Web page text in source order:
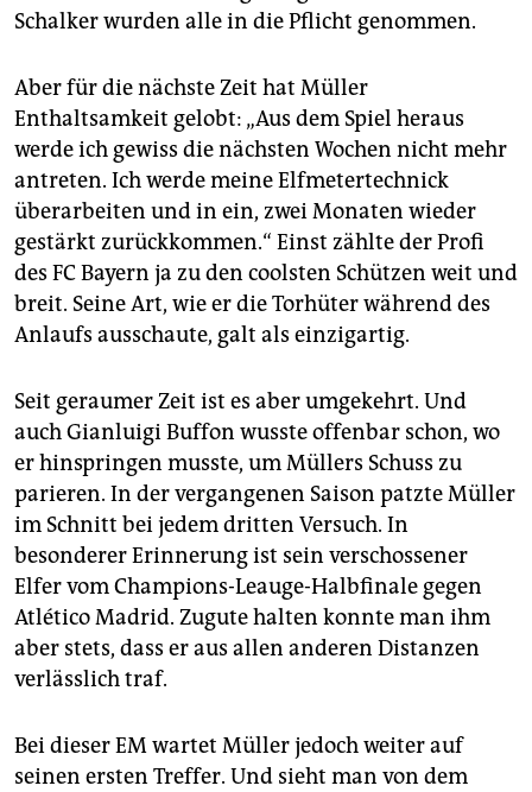
abo
epaper login
Schalker wurden alle in die Pflicht genommen.
Aber für die nächste Zeit hat Müller
Enthaltsamkeit gelobt: „Aus dem Spiel heraus
werde ich gewiss die nächsten Wochen nicht mehr
antreten. Ich werde meine Elfmetertechnick
überarbeiten und in ein, zwei Monaten wieder
gestärkt zurückkommen.“ Einst zählte der Profi
des FC Bayern ja zu den coolsten Schützen weit und
breit. Seine Art, wie er die Torhüter während des
Anlaufs ausschaute, galt als einzigartig.
Seit geraumer Zeit ist es aber umgekehrt. Und
auch Gianluigi Buffon wusste offenbar schon, wo
er hinspringen musste, um Müllers Schuss zu
parieren. In der vergangenen Saison patzte Müller
im Schnitt bei jedem dritten Versuch. In
besonderer Erinnerung ist sein verschossener
Elfer vom Champions-Leauge-Halbfinale gegen
Atlético Madrid. Zugute halten konnte man ihm
aber stets, dass er aus allen anderen Distanzen
verlässlich traf.
Bei dieser EM wartet Müller jedoch weiter auf
seinen ersten Treffer. Und sieht man von dem